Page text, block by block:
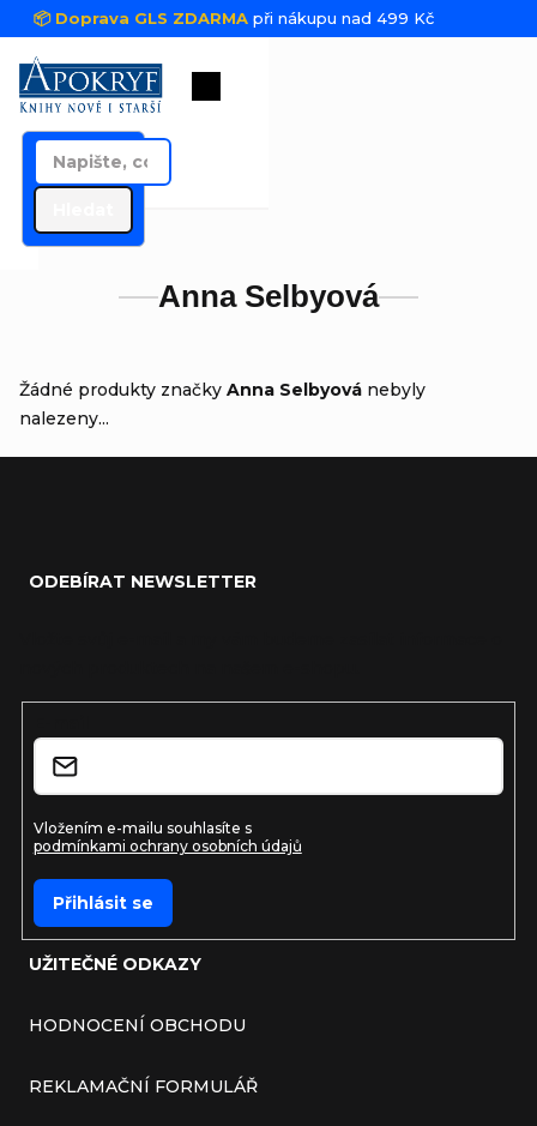
Přejít na obsah
📦 Doprava GLS ZDARMA při nákupu nad 499 Kč
Nákupní košík
Anna Selbyová
Žádné produkty značky Anna Selbyová nebyly
nalezeny...
UŽITEČNÉ ODKAZY
HODNOCENÍ OBCHODU
REKLAMAČNÍ FORMULÁŘ
ODEBÍRAT NEWSLETTER
Vložením e-mailu souhlasíte s
podmínkami ochrany osobních údajů
Přihlásit se